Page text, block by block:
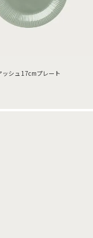
ッシュ 17cmプレート